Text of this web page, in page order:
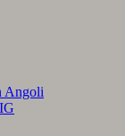
Angoli